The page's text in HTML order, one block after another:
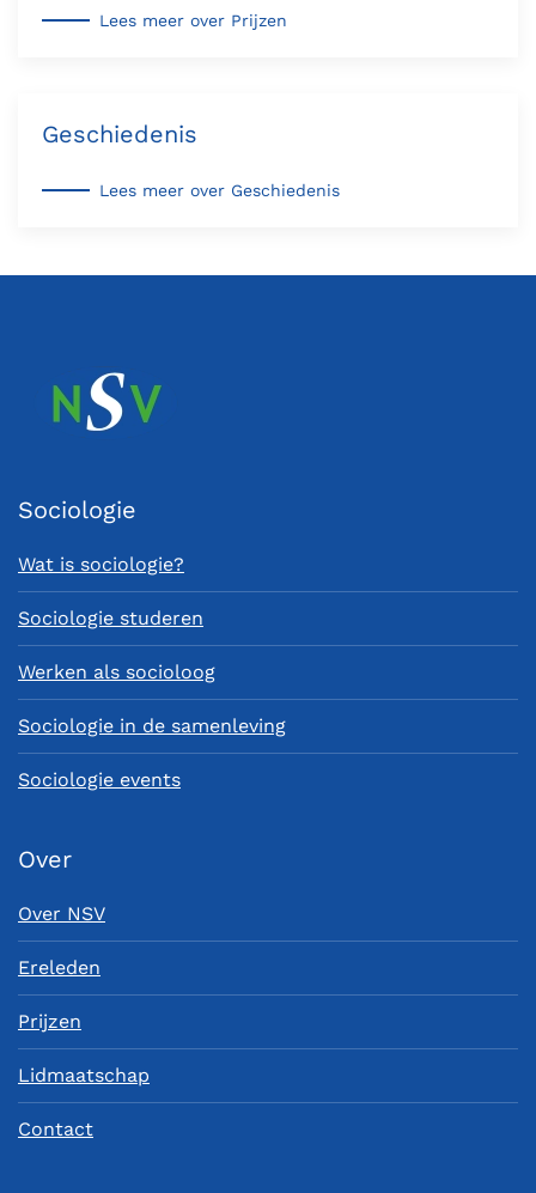
Lees meer over Prijzen
Geschiedenis
Lees meer over Geschiedenis
Sociologie
Wat is sociologie?
Sociologie studeren
Werken als socioloog
Sociologie in de samenleving
Sociologie events
Over
Over NSV
Ereleden
Prijzen
Lidmaatschap
Contact